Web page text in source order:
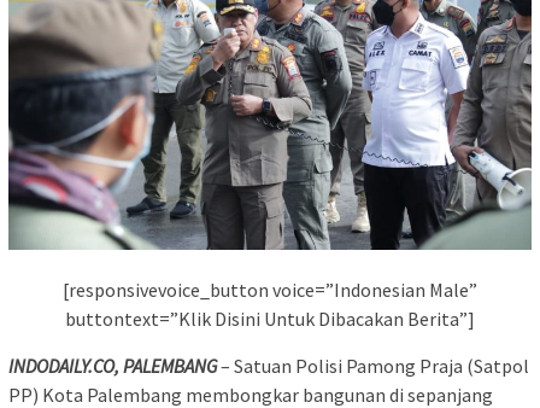
[responsivevoice_button voice=”Indonesian Male”
buttontext=”Klik Disini Untuk Dibacakan Berita”]
INDODAILY.CO, PALEMBANG– Satuan Polisi Pamong Praja (Satpol
PP) Kota Palembang membongkar bangunan di sepanjang